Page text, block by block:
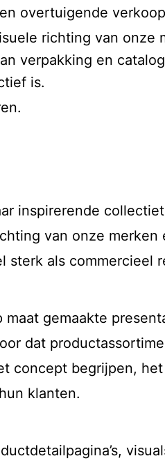
overtuigende
richting van onze
verpakking en
is.
inspirerende
van onze merken
als commercieel
gemaakte
dat
concept begrijpen, het
klanten.